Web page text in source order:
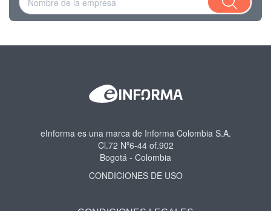
eInforma es una marca de Informa Colombia S.A.
Cl.72 Nº6-44 of.902
Bogotá - Colombia
CONDICIONES DE USO